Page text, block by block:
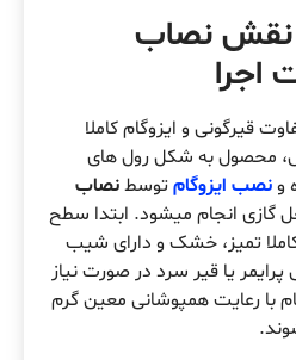
نقش نصاب
اجرا
قیرگونی و ایزوگام کاملا
محصول به شکل رول های
ونصب ایزوگامتوسطنصاب
گازی انجام میشود. ابتدا سطح
کاملا تمیز، خشک و دارای شیب
یا قیر سرد در صورت نیاز
با رعایت همپوشانی معین گرم